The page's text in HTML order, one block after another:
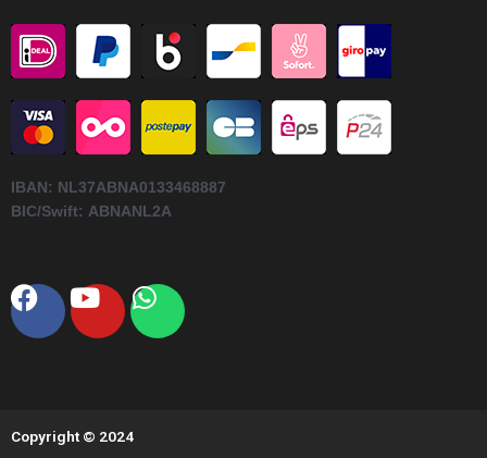
IBAN: NL37ABNA0133468887
BIC/Swift: ABNANL2A
Facebook
YoutubeWhatsapp
Copyright © 2024